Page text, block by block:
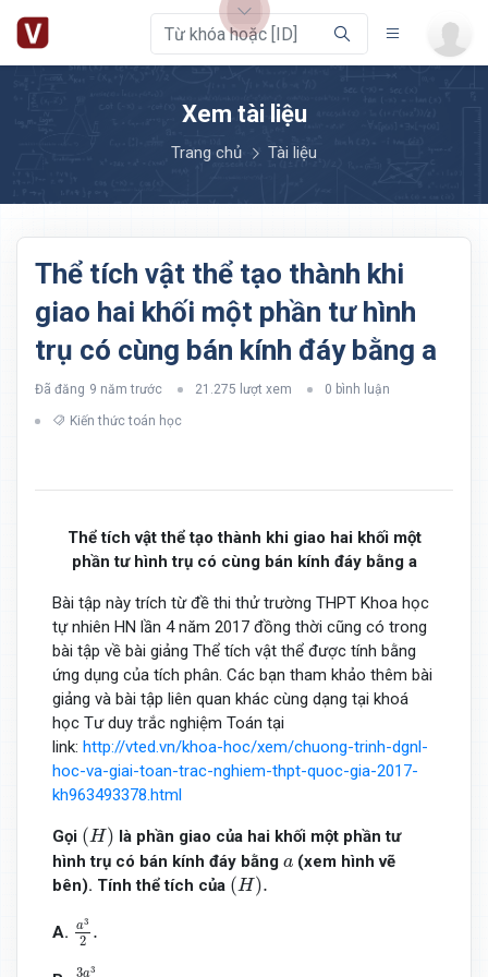
Xem tài liệu
Trang chủ Tài liệu
Thể tích vật thể tạo thành khi
giao hai khối một phần tư hình
trụ có cùng bán kính đáy bằng a
Đã đăng 9 năm trước 21.275 lượt xem 0 bình luận
Kiến thức toán học
Thể tích vật thể tạo thành khi giao hai khối một
phần tư hình trụ có cùng bán kính đáy bằng a
Bài tập này trích từ đề thi thử trường THPT Khoa học
tự nhiên HN lần 4 năm 2017 đồng thời cũng có trong
bài tập về bài giảng Thể tích vật thể được tính bằng
ứng dụng của tích phân. Các bạn tham khảo thêm bài
giảng và bài tập liên quan khác cùng dạng tại khoá
học Tư duy trắc nghiệm Toán tại
link: http://vted.vn/khoa-hoc/xem/chuong-trinh-dgnl-
hoc-va-giai-toan-trac-nghiem-thpt-quoc-gia-2017-
kh963493378.html
Gọi (H)
(H)
là phần giao của hai khối một phần tư
hình trụ có bán kính đáy bằng a
a (xem hình vẽ
bên). Tính thể tích của (H).
(H).
A. a3
2 .
3
3a3
3a3